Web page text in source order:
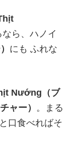
なら、ハノイ
にも ふれな
Nướng（ブ
ャー）
。まる
口食べればそ